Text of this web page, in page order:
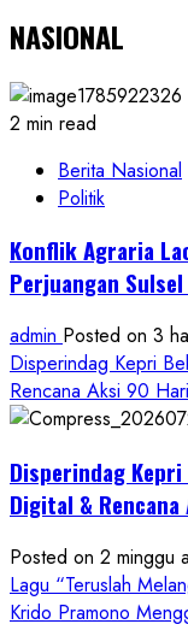
NASIONAL
2 min read
Berita Nasional
Politik
Konflik Agraria
Perjuangan
admin Posted on 3
Disperindag Kepri
Rencana Aksi 90
Disperindag
Digital &
Posted on 2 minggu
Lagu “Teruslah
Krido Pramono